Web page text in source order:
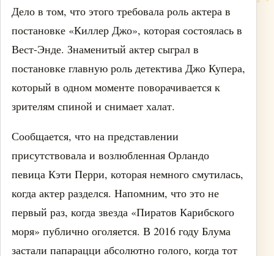
Дело в том, что этого требовала роль актера в
постановке «Киллер Джо», которая состоялась в
Вест-Энде. Знаменитый актер сыграл в
постановке главную роль детектива Джо Купера,
который в одном моменте поворачивается к
зрителям спиной и снимает халат.
Сообщается, что на представлении
присутствовала и возлюбленная Орландо
певица Кэти Перри, которая немного смутилась,
когда актер разделся. Напомним, что это не
первый раз, когда звезда «Пиратов Карибского
моря» публично оголяется. В 2016 году Блума
застали папарацци абсолютно голого, когда тот